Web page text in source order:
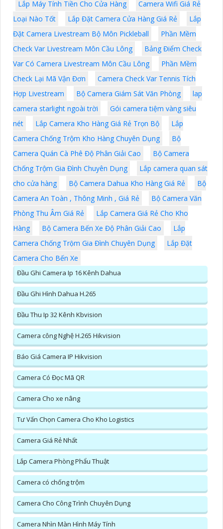
Lắp Máy Tính Tiền Cho Cửa Hàng
Camera Wifi Giá Rẻ
Loại Nào Tốt
Lắp Đặt Camera Cửa Hàng Giá Rẻ
Lắp
Đặt Camera Livestream Bộ Môn Pickleball
Phần Mềm
Check Var Livestream Môn Cầu Lông
Bảng Điểm Check
Var Có Camera Livestream Môn Cầu Lông
Phần Mềm
Check Lại Mã Vận Đơn
Camera Check Var Tennis Tích
Hợp Livestream
Bộ Camera Giám Sát Văn Phòng
lap
camera starlight ngoài trời
Gói camera tiệm vàng siêu
nét
Lắp Camera Kho Hàng Giá Rẻ Trọn Bộ
Lắp
Camera Chống Trộm Kho Hàng Chuyên Dụng
Bộ
Camera Quán Cà Phê Độ Phân Giải Cao
Bộ Camera
Chống Trộm Gia Đình Chuyên Dụng
Lắp camera quan sát
cho cửa hàng
Bộ Camera Dahua Kho Hàng Giá Rẻ
Bộ
Camera An Toàn , Thông Minh , Giá Rẻ
Bộ Camera Văn
Phòng Thu Âm Giá Rẻ
Lắp Camera Giá Rẻ Cho Kho
Hàng
Bộ Camera Bến Xe Độ Phân Giải Cao
Lắp
Camera Chống Trộm Gia Đình Chuyên Dụng
Lắp Đặt
Camera Cho Bến Xe
Đầu Ghi Camera Ip 16 Kênh Dahua
Đầu Ghi Hình Dahua H.265
Đầu Thu Ip 32 Kênh Kbvision
Camera công Nghệ H.265 Hikvision
Báo Giá Camera IP Hikvision
Camera Có Đọc Mã QR
Camera Cho xe nâng
Tư Vấn Chọn Camera Cho Kho Logistics
Camera Giá Rẻ Nhất
Lắp Camera Phòng Phẩu Thuật
Camera có chống trộm
Camera Cho Công Trình Chuyên Dụng
Camera Nhìn Màn Hình Máy Tính